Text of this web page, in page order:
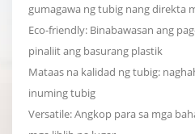
gumagawa ng tubig nang direkta
Eco-friendly: Binabawasan ang
pinaliit ang basurang plastik
Mataas na kalidad ng tubig:
inuming tubig
Versatile: Angkop para sa mga